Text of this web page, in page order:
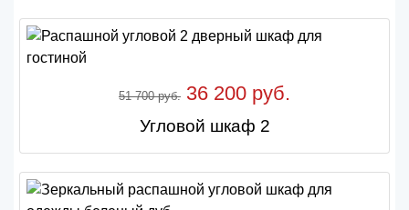
51 700 руб. 36 200 руб.
Угловой шкаф 2